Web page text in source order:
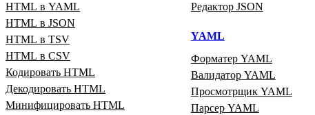
HTML в YAML
HTML в JSON
HTML в TSV
HTML в CSV
Кодировать HTML
Декодировать HTML
Минифицировать HTML
Редактор JSON
YAML
Форматер YAML
Валидатор YAML
Просмотрщик YAML
Парсер YAML